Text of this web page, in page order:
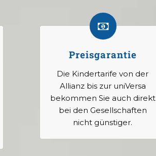
Preisgarantie
Die Kindertarife von der
Allianz bis zur uniVersa
bekommen Sie auch direkt
bei den Gesellschaften
nicht günstiger.